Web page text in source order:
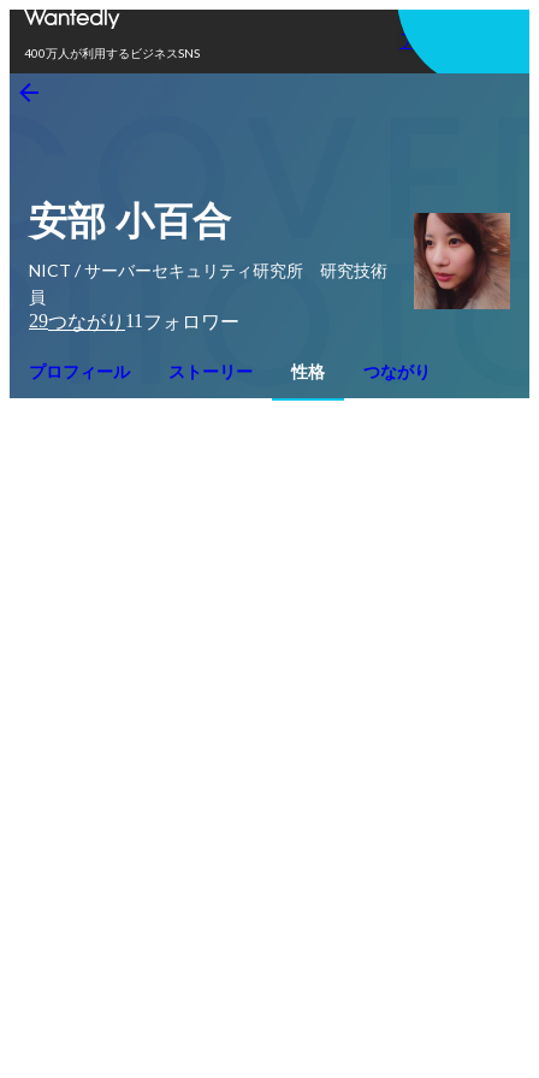
400万人が利用するビジネスSNS
アプリを使う
安部 小百合
NICT / サーバーセキュリティ研究所 研究技術
員
29つながり 11 フォロワー
プロフィール ストーリー 性格 つながり